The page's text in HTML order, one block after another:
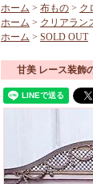
ホーム > 布もの > ク
ホーム > クリアラン
ホーム > SOLD OUT
甘美 レース装飾